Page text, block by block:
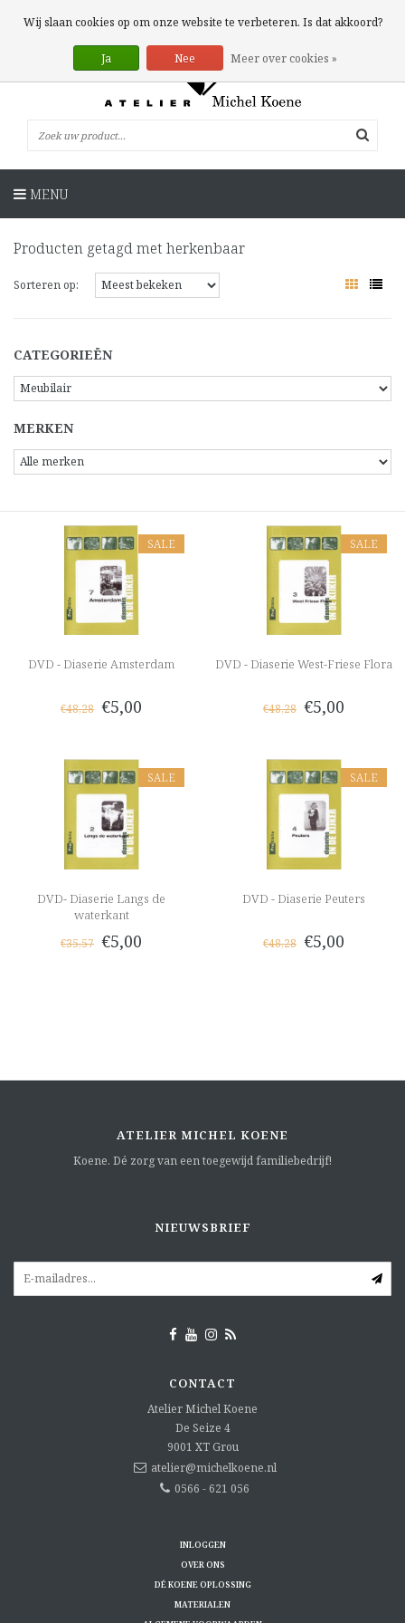
0 Artikelen
MENU
Producten getagd met herkenbaar
Sorteren op:
CATEGORIEËN
MERKEN
SALE
DVD - Diaserie Amsterdam
€48,28 €5,00
SALE
DVD - Diaserie West-Friese Flora
€48,28 €5,00
SALE
DVD- Diaserie Langs de
waterkant
€35,57 €5,00
SALE
DVD - Diaserie Peuters
€48,28 €5,00
ATELIER MICHEL KOENE
Koene. Dé zorg van een toegewijd familiebedrijf!
NIEUWSBRIEF
CONTACT
Atelier Michel Koene
De Seize 4
9001 XT Grou
atelier@michelkoene.nl
0566 - 621 056
INLOGGEN
OVER ONS
DÉ KOENE OPLOSSING
MATERIALEN
Wij slaan cookies op om onze website te verbeteren. Is dat akkoord?
Ja Nee Meer over cookies »